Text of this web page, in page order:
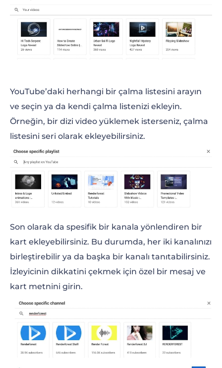
YouTube’daki herhangi bir çalma listesini arayın
ve seçin ya da kendi çalma listenizi ekleyin.
Örneğin, bir dizi video yüklemek isterseniz, çalma
listesini seri olarak ekleyebilirsiniz.
Son olarak da spesifik bir kanala yönlendiren bir
kart ekleyebilirsiniz. Bu durumda, her iki kanalınızı
birleştirebilir ya da başka bir kanalı tanıtabilirsiniz.
İzleyicinin dikkatini çekmek için özel bir mesaj ve
kart metnini girin.